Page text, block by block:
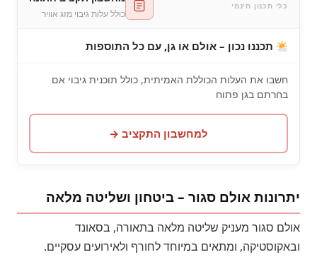
כלי תכנון חינמי
כולל עלות גיבוי מזג אוויר
תכננו נכון – אולם או גן, עם כל התוספות
חשבו את העלות הכוללת האמיתית, כולל תוכנית גיבוי אם
בחרתם בגן פתוח
למחשבון התקציב →
יתרונות אולם סגור – ביטחון ושליטה מלאה
אולם סגור מעניק שליטה מלאה בתאורה, בסאונד
ובאקוסטיקה, ומתאים במיוחד לחורף ולאירועים עסקיים.